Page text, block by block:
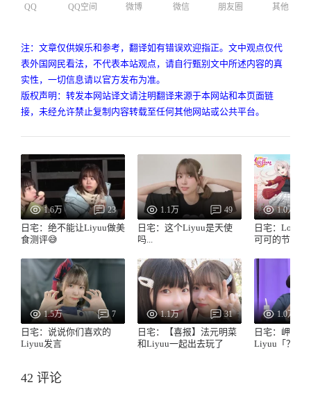
QQ QQ空间 微博 微信 朋友圈 其他
注：文章仅供娱乐和参考，翻译如有错误欢迎指正。文中观点仅代
表外国网民看法，不代表本站观点，请自行甄别文中所述内容的真
实性，一切信息请以官方发布为准。
版权声明：转发本网站译文请注明翻译来源于本网站和本页面链
接，未经允许禁止复制内容转载至任何其他网站或公共平台。
1.6万 23
日宅：绝不能让Liyuu做美
食测评😅
1.5万 7
日宅：说说你们喜欢的
Liyuu发言
1.1万 49
日宅：这个Liyuu是天使
吗...
1.1万 31
日宅：【喜报】法元明菜
和Liyuu一起出去玩了
1.0万
日宅：
可可的节目第
1.0万
日宅：岬奈
Liyuu「？」
42 评论